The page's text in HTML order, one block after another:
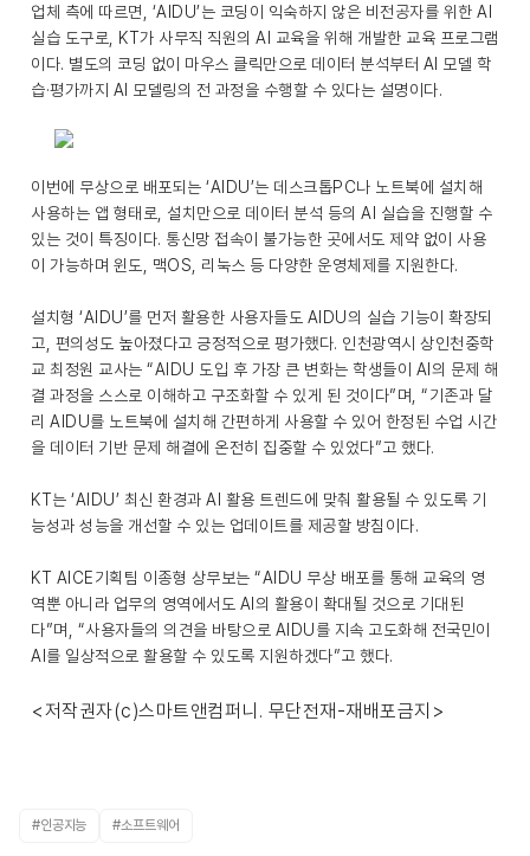
업체 측에 따르면, ‘AIDU’는 코딩이 익숙하지 않은 비전공자를 위한 AI
실습 도구로, KT가 사무직 직원의 AI 교육을 위해 개발한 교육 프로그램
이다. 별도의 코딩 없이 마우스 클릭만으로 데이터 분석부터 AI 모델 학
습·평가까지 AI 모델링의 전 과정을 수행할 수 있다는 설명이다.
이번에 무상으로 배포되는 ‘AIDU’는 데스크톱PC나 노트북에 설치해
사용하는 앱 형태로, 설치만으로 데이터 분석 등의 AI 실습을 진행할 수
있는 것이 특징이다. 통신망 접속이 불가능한 곳에서도 제약 없이 사용
이 가능하며 윈도, 맥OS, 리눅스 등 다양한 운영체제를 지원한다.
설치형 ‘AIDU’를 먼저 활용한 사용자들도 AIDU의 실습 기능이 확장되
고, 편의성도 높아졌다고 긍정적으로 평가했다. 인천광역시 상인천중학
교 최정원 교사는 “AIDU 도입 후 가장 큰 변화는 학생들이 AI의 문제 해
결 과정을 스스로 이해하고 구조화할 수 있게 된 것이다”며, “기존과 달
리 AIDU를 노트북에 설치해 간편하게 사용할 수 있어 한정된 수업 시간
을 데이터 기반 문제 해결에 온전히 집중할 수 있었다”고 했다.
KT는 ‘AIDU’ 최신 환경과 AI 활용 트렌드에 맞춰 활용될 수 있도록 기
능성과 성능을 개선할 수 있는 업데이트를 제공할 방침이다.
KT AICE기획팀 이종형 상무보는 “AIDU 무상 배포를 통해 교육의 영
역뿐 아니라 업무의 영역에서도 AI의 활용이 확대될 것으로 기대된
다”며, “사용자들의 의견을 바탕으로 AIDU를 지속 고도화해 전국민이
AI를 일상적으로 활용할 수 있도록 지원하겠다”고 했다.
<저작권자(c)스마트앤컴퍼니. 무단전재-재배포금지>
#인공지능 #소프트웨어